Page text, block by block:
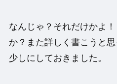
なんじゃ？それだけかよ
か？また詳しく書こうと
少しにしておきました。